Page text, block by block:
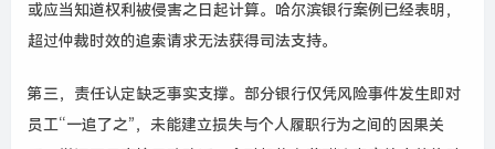
或应当知道权利被侵害之日起计算。哈尔滨银行案例已经表明，
超过仲裁时效的追索请求无法获得司法支持。
第三，责任认定缺乏事实支撑。部分银行仅凭风险事件发生即对
员工“一追了之”，未能建立损失与个人履职行为之间的因果关